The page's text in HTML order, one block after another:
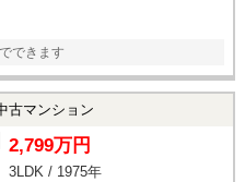
できます
古マンション
2,799万円
3LDK / 1975年